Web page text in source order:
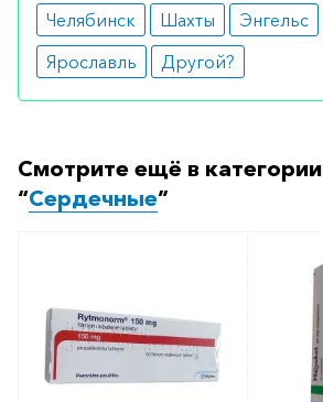
Челябинск Шахты Энгельс
Ярославль
Другой?
Смотрите ещё в категории
“Сердечные”